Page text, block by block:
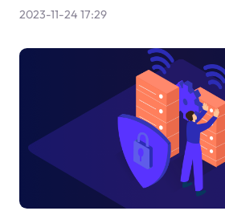
2023-11-24 17:29